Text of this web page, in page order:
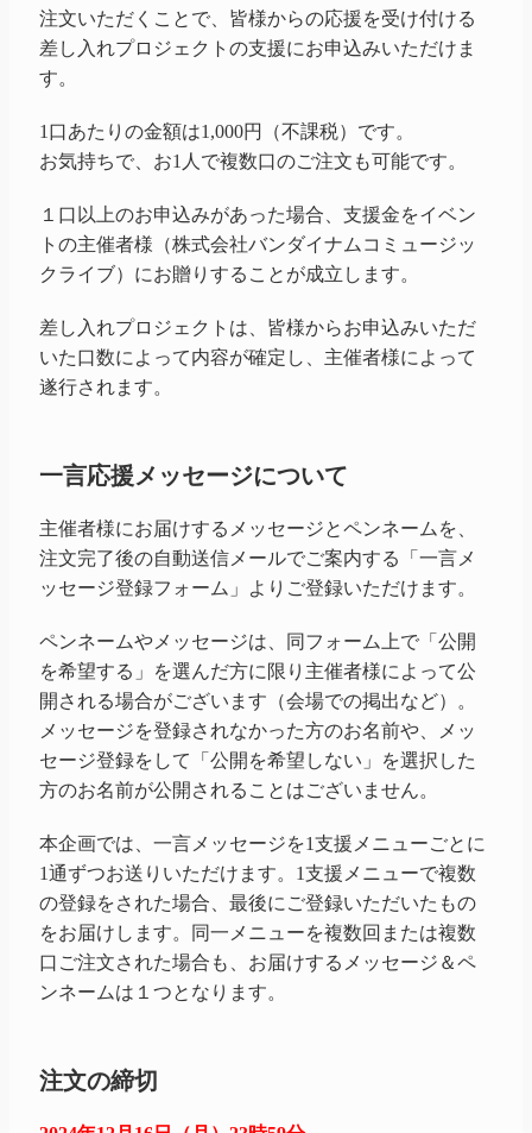
注文いただくことで、皆様からの応援を受け付ける
差し入れプロジェクトの支援にお申込みいただけま
す。
1口あたりの金額は1,000円（不課税）です。
お気持ちで、お1人で複数口のご注文も可能です。
１口以上のお申込みがあった場合、支援金をイベン
トの主催者様（株式会社バンダイナムコミュージッ
クライブ）にお贈りすることが成立します。
差し入れプロジェクトは、皆様からお申込みいただ
いた口数によって内容が確定し、主催者様によって
遂行されます。
一言応援メッセージについて
主催者様にお届けするメッセージとペンネームを、
注文完了後の自動送信メールでご案内する「一言メ
ッセージ登録フォーム」よりご登録いただけます。
ペンネームやメッセージは、同フォーム上で「公開
を希望する」を選んだ方に限り主催者様によって公
開される場合がございます（会場での掲出など）。
メッセージを登録されなかった方のお名前や、メッ
セージ登録をして「公開を希望しない」を選択した
方のお名前が公開されることはございません。
本企画では、一言メッセージを1支援メニューごとに
1通ずつお送りいただけます。1支援メニューで複数
の登録をされた場合、最後にご登録いただいたもの
をお届けします。同一メニューを複数回または複数
口ご注文された場合も、お届けするメッセージ＆ペ
ンネームは１つとなります。
注文の締切